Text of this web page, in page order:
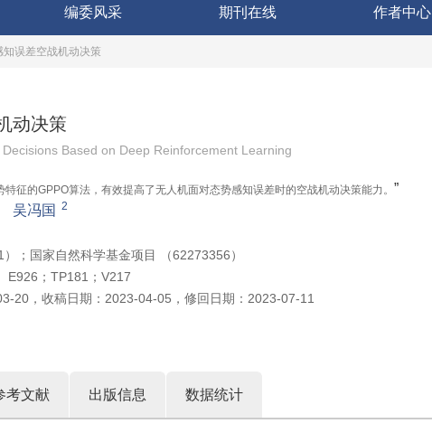
编委风采 期刊在线 作者中心
误差空战机动决策
动决策
Based on Deep Reinforcement Learning
征的GPPO算法，有效提高了无人机面对态势感知误差时的空战机动决策能力。 ”
吴冯国 2
；国家自然科学基金项目 （62273356）
E926；TP181；V217
20 ， 收稿日期： 2023-04-05 ， 修回日期： 2023-07-11
考文献 出版信息 数据统计